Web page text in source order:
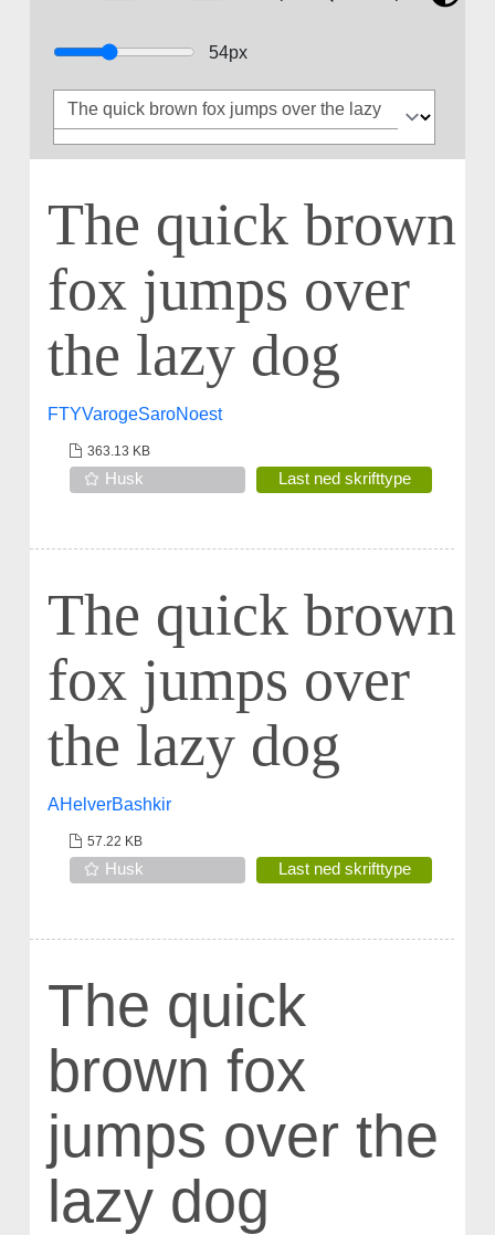
54px
The quick brown
fox jumps over
the lazy dog
FTYVarogeSaroNoest
363.13 KB
Husk Last ned skrifttype
The quick brown
fox jumps over
the lazy dog
AHelverBashkir
57.22 KB
Husk Last ned skrifttype
The quick
brown fox
jumps over the
lazy dog